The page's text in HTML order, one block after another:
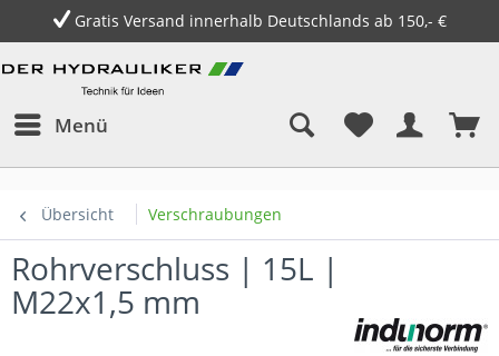
Gratis Versand innerhalb Deutschlands ab 150,- €
Menü
Übersicht Verschraubungen
Rohrverschluss | 15L |
M22x1,5 mm